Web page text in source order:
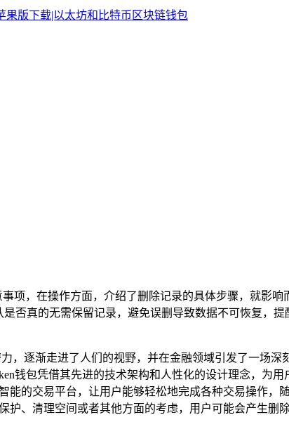
项，在操作方面，介绍了删除记录的具体步骤，就影
否真的无需保留记录，避免误删导致数据不可恢复，
，逐渐走进了人们的视野，并在金融领域引发了一场深
钱包凭借其先进的技术架构和人性化的设计理念，为
的交易平台，让用户能够轻松地完成各种交易操作，
、清理空间或者其他方面的考虑，用户可能会产生删